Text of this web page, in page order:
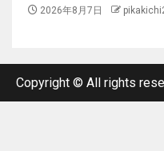
2026年8月7日
Copyright © All rights